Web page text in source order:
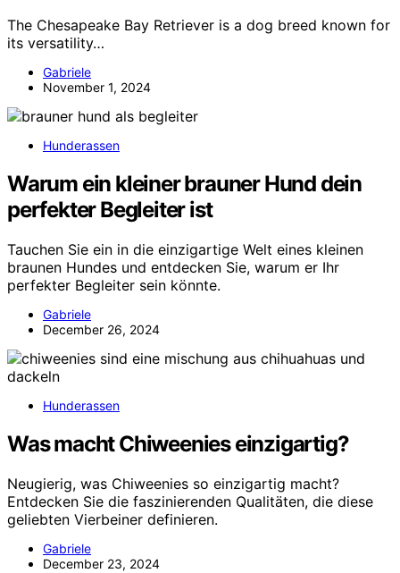
The Chesapeake Bay Retriever is a dog breed known for
its versatility…
Gabriele
November 1, 2024
Hunderassen
Warum ein kleiner brauner Hund dein
perfekter Begleiter ist
Tauchen Sie ein in die einzigartige Welt eines kleinen
braunen Hundes und entdecken Sie, warum er Ihr
perfekter Begleiter sein könnte.
Gabriele
December 26, 2024
Hunderassen
Was macht Chiweenies einzigartig?
Neugierig, was Chiweenies so einzigartig macht?
Entdecken Sie die faszinierenden Qualitäten, die diese
geliebten Vierbeiner definieren.
Gabriele
December 23, 2024